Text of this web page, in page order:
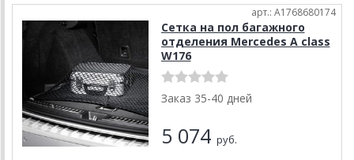
арт.: A1768680174
Сетка на пол багажного
отделения Mercedes A class
W176
Заказ 35-40 дней
5 074 руб.